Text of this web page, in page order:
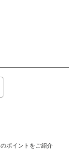
ポイントをご紹介